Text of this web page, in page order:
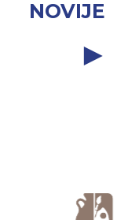
NOVIJE